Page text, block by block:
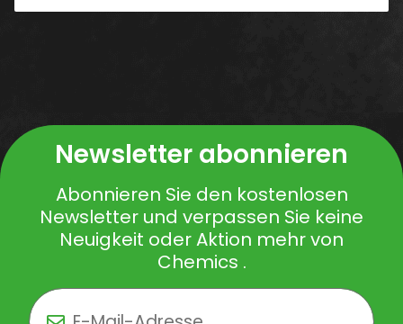
Newsletter abonnieren
Abonnieren Sie den kostenlosen
Newsletter und verpassen Sie keine
Neuigkeit oder Aktion mehr von
Chemics .